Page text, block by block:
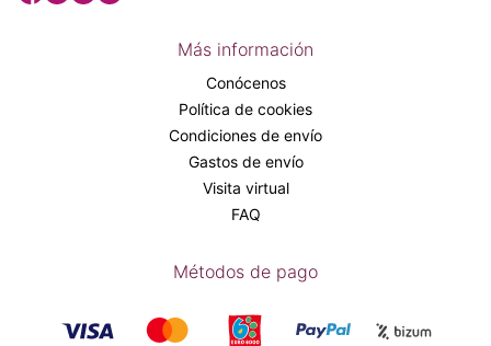
Más información
Conócenos
Política de cookies
Condiciones de envío
Gastos de envío
Visita virtual
FAQ
Métodos de pago